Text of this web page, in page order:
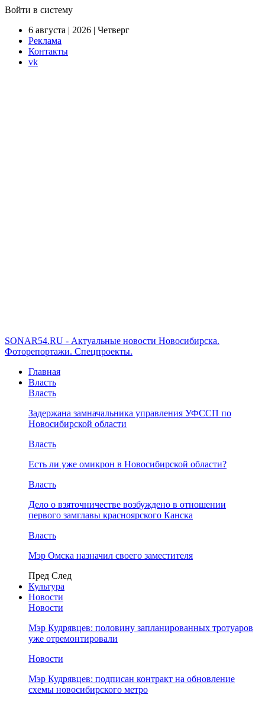
Войти в систему
6 августа | 2026 | Четверг
Реклама
Контакты
vk
SONAR54.RU - Актуальные новости Новосибирска.
Фоторепортажи. Спецпроекты.
Главная
Власть
Власть
Задержана замначальника управления УФССП по
Новосибирской области
Власть
Есть ли уже омикрон в Новосибирской области?
Власть
Дело о взяточничестве возбуждено в отношении
первого замглавы красноярского Канска
Власть
Мэр Омска назначил своего заместителя
Пред След
Культура
Новости
Новости
Мэр Кудрявцев: половину запланированных тротуаров
уже отремонтировали
Новости
Мэр Кудрявцев: подписан контракт на обновление
схемы новосибирского метро